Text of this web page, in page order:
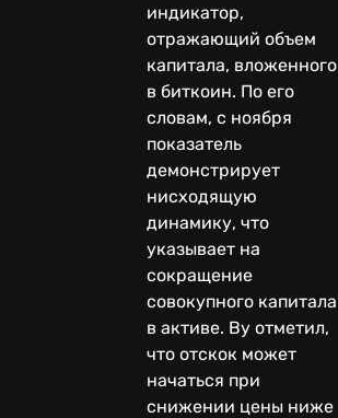
индикатор,
отражающий объем
капитала, вложенного
в биткоин. По его
словам, с ноября
показатель
демонстрирует
нисходящую
динамику, что
указывает на
сокращение
совокупного капитала
в активе. Ву отметил,
что отскок может
начаться при
снижении цены ниже